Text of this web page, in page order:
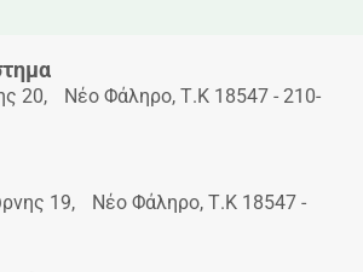
20, Νέο Φάληρο, Τ.Κ 18547 - 210-
19, Νέο Φάληρο, Τ.Κ 18547 -